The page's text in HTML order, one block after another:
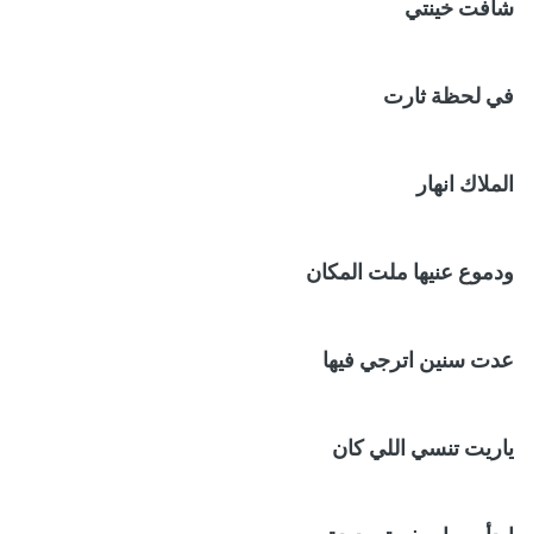
شافت خينتي
في لحظة ثارت
الملاك انهار
ودموع عنيها ملت المكان
عدت سنين اترجي فيها
ياريت تنسي اللي كان